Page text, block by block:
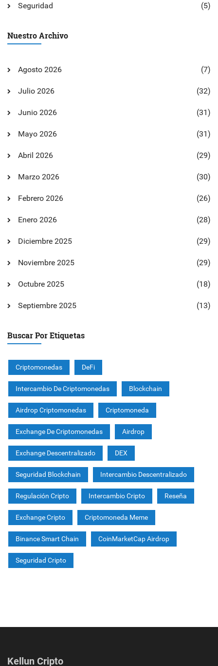
Seguridad (5)
Nuestro Archivo
Agosto 2026 (7)
Julio 2026 (32)
Junio 2026 (31)
Mayo 2026 (31)
Abril 2026 (29)
Marzo 2026 (30)
Febrero 2026 (26)
Enero 2026 (28)
Diciembre 2025 (29)
Noviembre 2025 (29)
Octubre 2025 (18)
Septiembre 2025 (13)
Buscar Por Etiquetas
Criptomonedas DeFi
Intercambio De Criptomonedas Blockchain
Airdrop Criptomonedas Criptomoneda
Exchange De Criptomonedas Airdrop
Exchange Descentralizado DEX
Seguridad Blockchain Intercambio Descentralizado
Regulación Cripto Intercambio Cripto Reseña
Exchange Cripto Criptomoneda Meme
Binance Smart Chain CoinMarketCap Airdrop
Seguridad Cripto
Kellun Cripto